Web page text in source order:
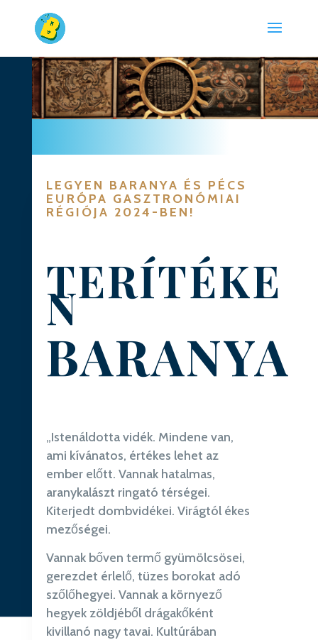
LEGYEN BARANYA ÉS PÉCS
EURÓPA GASZTRONÓMIAI
RÉGIÓJA 2024-BEN!
TERÍTÉKE
N
BARANYA
„Istenáldotta vidék. Mindene van,
ami kívánatos, értékes lehet az
ember előtt. Vannak hatalmas,
aranykalászt ringató térségei.
Kiterjedt dombvidékei. Virágtól ékes
mezőségei.
Vannak bőven termő gyümölcsösei,
gerezdet érlelő, tüzes borokat adó
szőlőhegyei. Vannak a környező
hegyek zöldjéből drágakőként
kivillanó nagy tavai. Kultúrában